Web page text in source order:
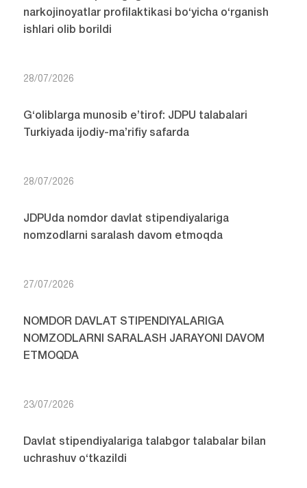
narkojinoyatlar profilaktikasi bo‘yicha o‘rganish
ishlari olib borildi
28/07/2026
G‘oliblarga munosib e’tirof: JDPU talabalari
Turkiyada ijodiy-ma’rifiy safarda
28/07/2026
JDPUda nomdor davlat stipendiyalariga
nomzodlarni saralash davom etmoqda
27/07/2026
NOMDOR DAVLAT STIPENDIYALARIGA
NOMZODLARNI SARALASH JARAYONI DAVOM
ETMOQDA
23/07/2026
Davlat stipendiyalariga talabgor talabalar bilan
uchrashuv o‘tkazildi